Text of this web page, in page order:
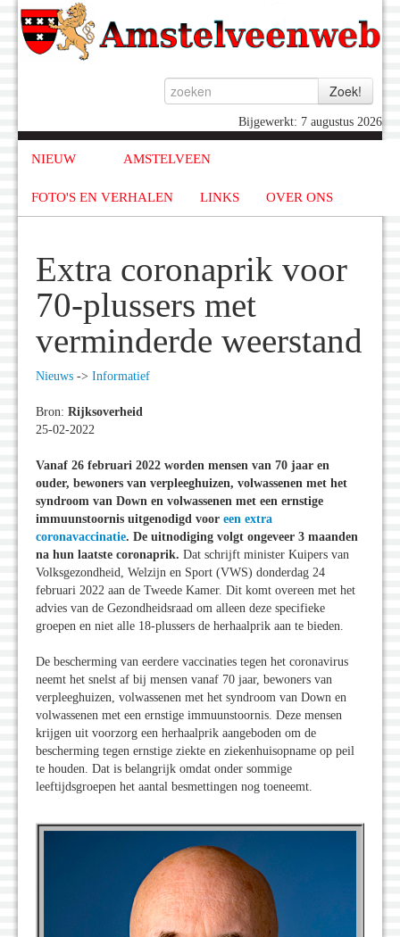
Bijgewerkt: 7 augustus 2026
NIEUW AMSTELVEEN
FOTO'S EN VERHALEN LINKS OVER ONS
Extra coronaprik voor
70-plussers met
verminderde weerstand
Nieuws -> Informatief
Bron: Rijksoverheid
25-02-2022
Vanaf 26 februari 2022 worden mensen van 70 jaar en
ouder, bewoners van verpleeghuizen, volwassenen met het
syndroom van Down en volwassenen met een ernstige
immuunstoornis uitgenodigd voor een extra
coronavaccinatie. De uitnodiging volgt ongeveer 3 maanden
na hun laatste coronaprik. Dat schrijft minister Kuipers van
Volksgezondheid, Welzijn en Sport (VWS) donderdag 24
februari 2022 aan de Tweede Kamer. Dit komt overeen met het
advies van de Gezondheidsraad om alleen deze specifieke
groepen en niet alle 18-plussers de herhaalprik aan te bieden.
De bescherming van eerdere vaccinaties tegen het coronavirus
neemt het snelst af bij mensen vanaf 70 jaar, bewoners van
verpleeghuizen, volwassenen met het syndroom van Down en
volwassenen met een ernstige immuunstoornis. Deze mensen
krijgen uit voorzorg een herhaalprik aangeboden om de
bescherming tegen ernstige ziekte en ziekenhuisopname op peil
te houden. Dat is belangrijk omdat onder sommige
leeftijdsgroepen het aantal besmettingen nog toeneemt.